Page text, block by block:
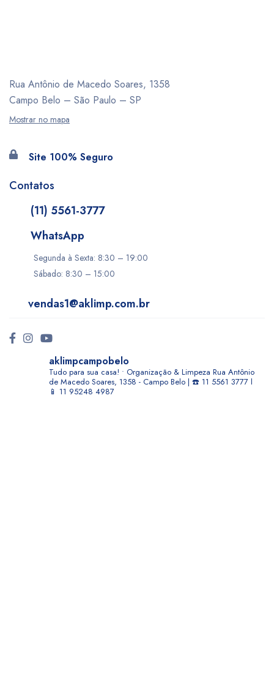
Rua Antônio de Macedo Soares, 1358
Campo Belo – São Paulo – SP
Mostrar no mapa
Site 100% Seguro
Contatos
(11) 5561-3777
WhatsApp
Segunda à Sexta: 8:30 – 19:00
Sábado: 8:30 – 15:00
vendas1@aklimp.com.br
aklimpcampobelo
Tudo para sua casa! • Organização & Limpeza Rua Antônio
de Macedo Soares, 1358 - Campo Belo | ☎️ 11 5561 3777 l
📱 11 95248 4987